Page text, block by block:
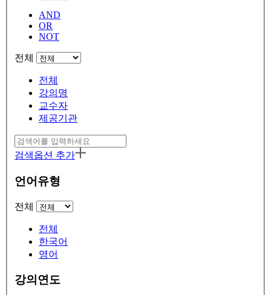
AND
OR
NOT
전체
전체
강의명
교수자
제공기관
검색옵션 추가
언어유형
전체
전체
한국어
영어
강의연도